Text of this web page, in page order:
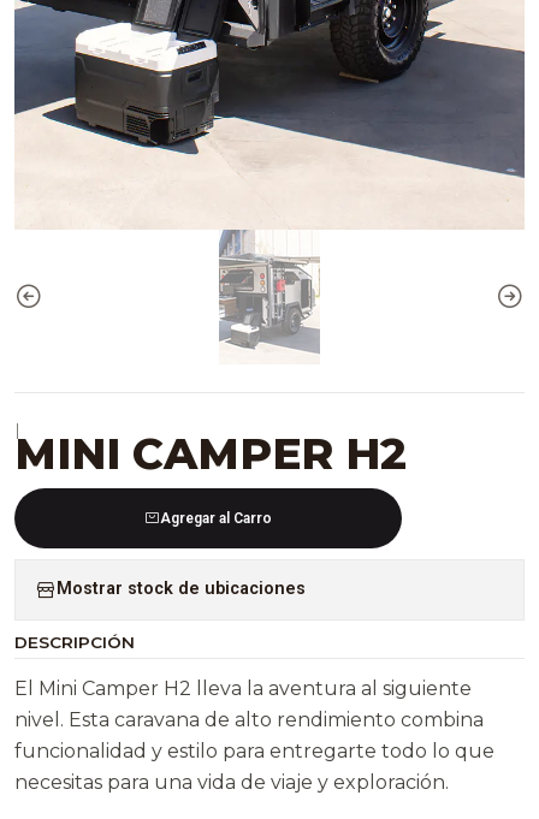
|MINI CAMPER H2
Agregar al Carro
Mostrar stock de ubicaciones
DESCRIPCIÓN
El Mini Camper H2 lleva la aventura al siguiente
nivel. Esta caravana de alto rendimiento combina
funcionalidad y estilo para entregarte todo lo que
necesitas para una vida de viaje y exploración.